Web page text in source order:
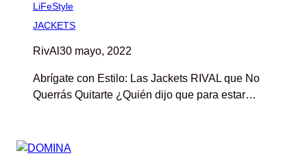
LiFeStyle
JACKETS
RivAl 30 mayo, 2022
Abrígate con Estilo: Las Jackets RIVAL que No
Querrás Quitarte ¿Quién dijo que para estar…